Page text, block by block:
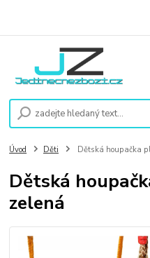
Úvod Děti Dětská houpačka
Dětská
zelená